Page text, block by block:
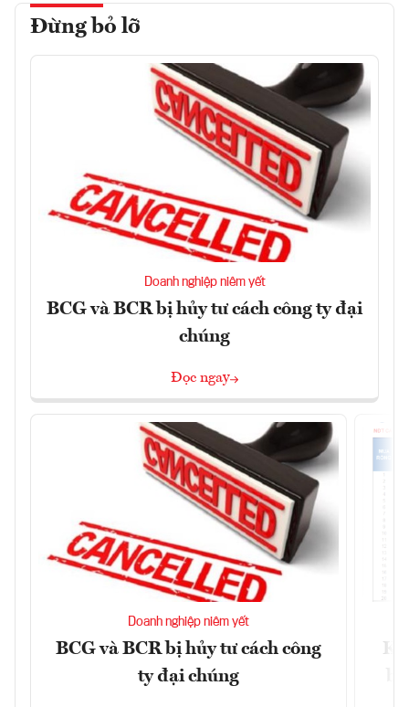
Đừng bỏ lỡ
Doanh nghiệp niêm yết
BCG và BCR bị hủy tư cách công ty đại
chúng
Đọc ngay
Doanh nghiệp niêm yết
BCG và BCR bị hủy tư cách công
ty đại chúng